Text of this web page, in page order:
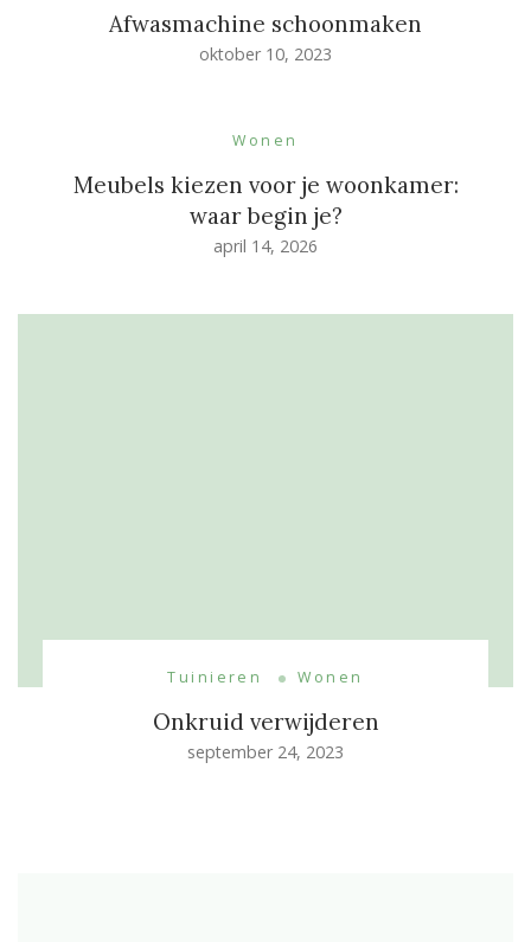
Afwasmachine schoonmaken
oktober 10, 2023
Wonen
Meubels kiezen voor je woonkamer:
waar begin je?
april 14, 2026
Tuinieren Wonen
Onkruid verwijderen
september 24, 2023